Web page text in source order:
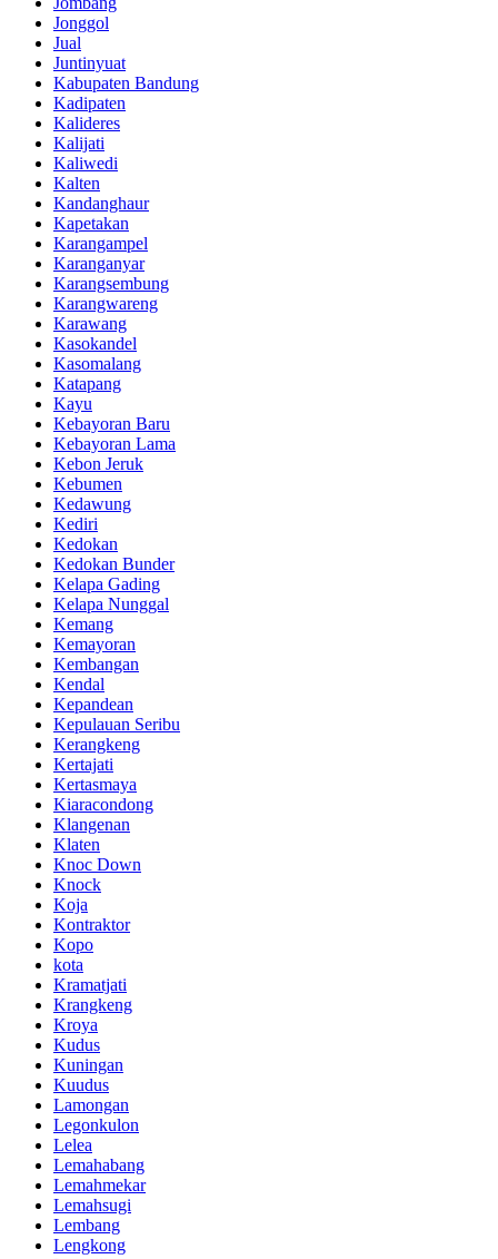
Jonggol
Jual
Juntinyuat
Kabupaten Bandung
Kadipaten
Kalideres
Kalijati
Kaliwedi
Kalten
Kandanghaur
Kapetakan
Karangampel
Karanganyar
Karangsembung
Karangwareng
Karawang
Kasokandel
Kasomalang
Katapang
Kayu
Kebayoran Baru
Kebayoran Lama
Kebon Jeruk
Kebumen
Kedawung
Kediri
Kedokan
Kedokan Bunder
Kelapa Gading
Kelapa Nunggal
Kemang
Kemayoran
Kembangan
Kendal
Kepandean
Kepulauan Seribu
Kerangkeng
Kertajati
Kertasmaya
Kiaracondong
Klangenan
Klaten
Knoc Down
Knock
Koja
Kontraktor
Kopo
kota
Kramatjati
Krangkeng
Kroya
Kudus
Kuningan
Kuudus
Lamongan
Legonkulon
Lelea
Lemahabang
Lemahmekar
Lemahsugi
Lembang
Lengkong